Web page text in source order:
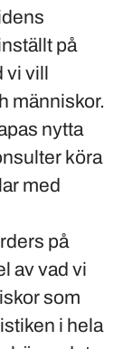
på
vill
människor.
nytta
köra
med
på
av vad vi
som
i hela